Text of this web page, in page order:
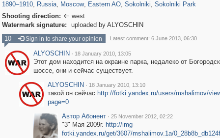
1890–1910, Russia, Moscow, Eastern AO, Sokolniki, Sokolniki Park
Shooting direction:  west
Watermark signature:
uploaded by ALYOSCHIN
10
Sign in to share your opinion Latest comment: 6 June 2013, 06:30
ALYOSCHIN · 18 January 2010, 13:05
Этот дом находится на окраине парка, недалеко от
шоссе, они и сейчас существует.
ALYOSCHIN · 18 January 2010, 13:10
такой он сейчас http://fotki.yandex.ru/users/mshalimov/
page=0
Автор Абонент · 25 November 2012, 02:22
"3" Мая 2009г. http://img-
fotki.yandex.ru/get/3607/mshalimov.1a/